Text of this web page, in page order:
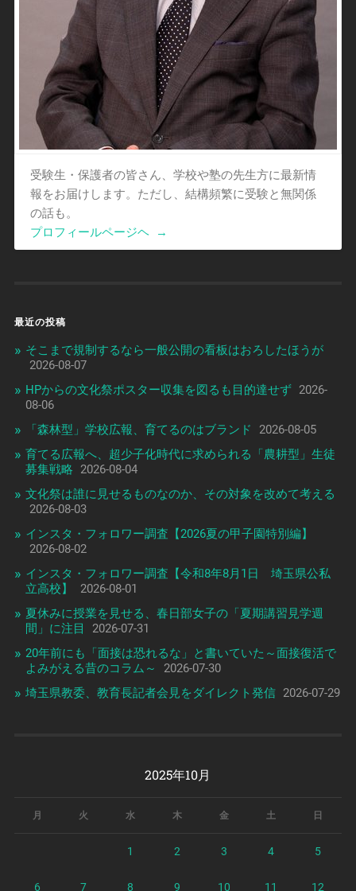
受験生・保護者の皆さん、学校や塾の先生方に最新情
報をお届けします。ただし、結構頻繁に受験と無関係
の話も。
プロフィールページヘ
→
最近の投稿
そこまで規制するなら一般公開の看板はおろしたほうが
2026-08-07
HPからの文化祭ポスター収集を図るも目的達せず 2026-
08-06
「森林型」学校広報、育てるのはブランド
2026-08-05
育てる広報へ、超少子化時代に求められる「農耕型」生徒
募集戦略
2026-08-04
文化祭は誰に見せるものなのか、その対象を改めて考える
2026-08-03
インスタ・フォロワー調査【2026夏の甲子園特別編】
2026-08-02
インスタ・フォロワー調査【令和8年8月1日 埼玉県公私
立高校】
2026-08-01
夏休みに授業を見せる、春日部女子の「夏期講習見学週
間」に注目
2026-07-31
20年前にも「面接は恐れるな」と書いていた～面接復活で
よみがえる昔のコラム～
2026-07-30
埼玉県教委、教育長記者会見をダイレクト発信 2026-07-29
2025年10月
月 火 水 木 金 土 日
1 2 3 4 5
6 7 8 9 10 11 12